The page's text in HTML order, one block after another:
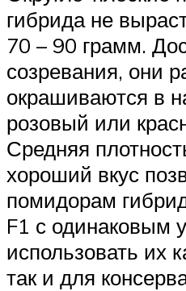
гибрида не
70 – 90 грамм.
созревания, они
окрашиваются в
розовый или
Средняя
хороший вкус
помидорам
F1 с одинаковым
использовать их
так и для